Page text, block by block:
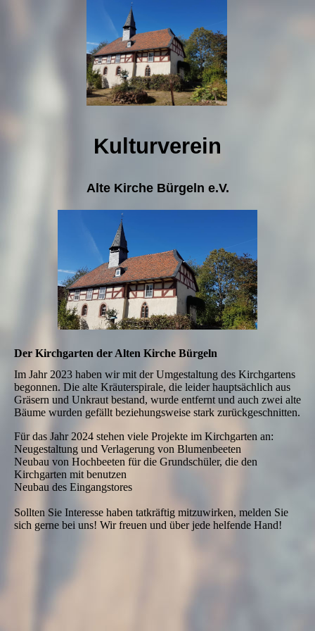
Kulturverein
Alte Kirche Bürgeln e.V.
Der Kirchgarten der Alten Kirche Bürgeln
Im Jahr 2023 haben wir mit der Umgestaltung des Kirchgartens
begonnen. Die alte Kräuterspirale, die leider hauptsächlich aus
Gräsern und Unkraut bestand, wurde entfernt und auch zwei alte
Bäume wurden gefällt beziehungsweise stark zurückgeschnitten.
Für das Jahr 2024 stehen viele Projekte im Kirchgarten an:
Neugestaltung und Verlagerung von Blumenbeeten
Neubau von Hochbeeten für die Grundschüler, die den
Kirchgarten mit benutzen
Neubau des Eingangstores
Sollten Sie Interesse haben tatkräftig mitzuwirken, melden Sie
sich gerne bei uns! Wir freuen und über jede helfende Hand!